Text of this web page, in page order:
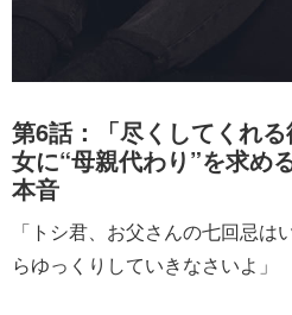
第6話：「尽くしてくれ
女に“母親代わり”を求め
本音
「トシ君、お父さんの七回忌
らゆっくりしていきなさいよ」